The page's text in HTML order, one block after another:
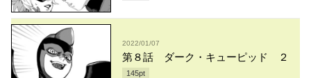
2022/01/07
第８話 ダーク・キューピッド ２
145pt